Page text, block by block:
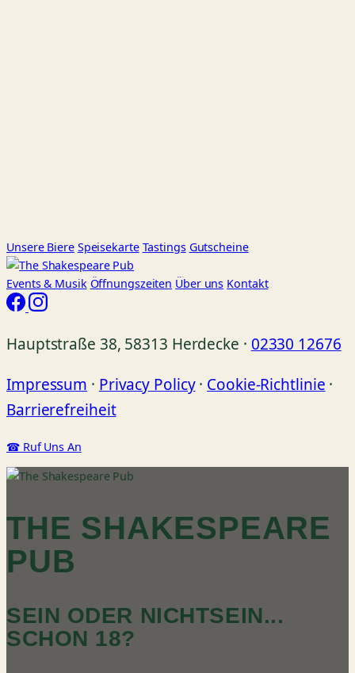
Unsere Biere Speisekarte Tastings Gutscheine
Events& Musik Öffnungszeiten Über uns Kontakt
Hauptstraße 38, 58313 Herdecke · 02330 12676
Impressum · Privacy Policy· Cookie-Richtlinie ·
Barrierefreiheit
☎ Ruf Uns An
THE SHAKESPEARE
PUB
SEIN ODER NICHTSEIN...
SCHON 18?